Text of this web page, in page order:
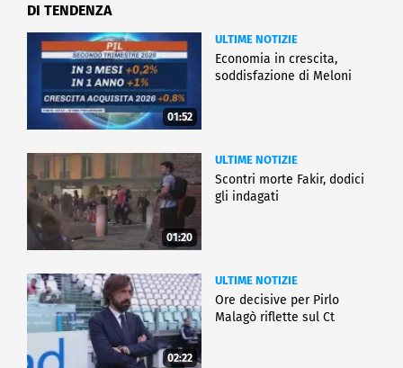
DI TENDENZA
01:52
ULTIME NOTIZIE
Economia in crescita,
soddisfazione di Meloni
01:20
ULTIME NOTIZIE
Scontri morte Fakir, dodici
gli indagati
02:22
ULTIME NOTIZIE
Ore decisive per Pirlo
Malagò riflette sul Ct